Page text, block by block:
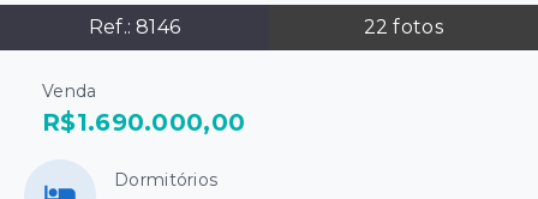
Ref.: 8146 22 fotos
Venda
R$1.690.000,00
Dormitórios